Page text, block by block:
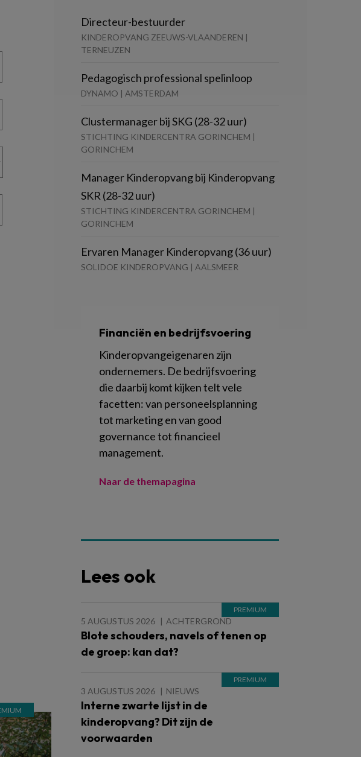
Directeur-bestuurder
KINDEROPVANG ZEEUWS-VLAANDEREN |
TERNEUZEN
Pedagogisch professional spelinloop
DYNAMO | AMSTERDAM
Clustermanager bij SKG (28-32 uur)
STICHTING KINDERCENTRA GORINCHEM |
GORINCHEM
Manager Kinderopvang bij Kinderopvang
SKR (28-32 uur)
STICHTING KINDERCENTRA GORINCHEM |
GORINCHEM
Ervaren Manager Kinderopvang (36 uur)
SOLIDOE KINDEROPVANG | AALSMEER
Financiën en bedrijfsvoering
Kinderopvangeigenaren zijn
ondernemers. De bedrijfsvoering
die daarbij komt kijken telt vele
facetten: van personeelsplanning
tot marketing en van good
governance tot financieel
management.
Naar de themapagina
Lees ook
5 AUGUSTUS 2026 ACHTERGROND
Blote schouders, navels of tenen op
de groep: kan dat?
3 AUGUSTUS 2026 NIEUWS
Interne zwarte lijst in de
kinderopvang? Dit zijn de
voorwaarden